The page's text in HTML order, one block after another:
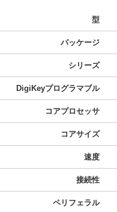
型
パッケージ
シリーズ
DigiKeyプログラマブル
コアプロセッサ
コアサイズ
速度
接続性
ペリフェラル